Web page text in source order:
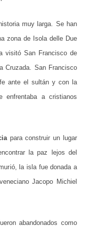
c
e
s
d
e
s
muy larga. Se han
zona de Isola delle Due
visitó San Francisco de
Cruzada. San Francisco
ante el sultán y con la
enfrentaba a cristianos
para construir un lugar
la paz lejos del
la isla fue donada a
Jacopo Michiel
abandonados como